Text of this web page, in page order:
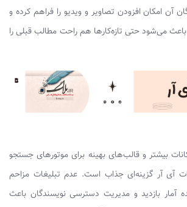
آن امکان افزودن تصاویر و ویدیو را فراهم کرده و
می‌شود حتی تازه‌کارها هم راحت مطالب قبلی را
بیشتر و قالب‌های بهینه برای موتورهای جستجو
آی آر گزینه‌ای جذاب است. عدم تبلیغات مزاحم
آمار بازدید و مدیریت دسترسی نویسندگان باعث